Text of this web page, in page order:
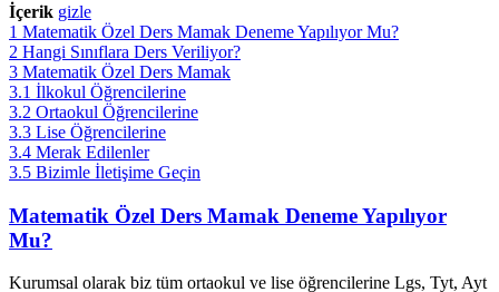
İçerik gizle
1 Matematik Özel Ders Mamak Deneme Yapılıyor Mu?
2 Hangi Sınıflara Ders Veriliyor?
3 Matematik Özel Ders Mamak
3.1 İlkokul Öğrencilerine
3.2 Ortaokul Öğrencilerine
3.3 Lise Öğrencilerine
3.4 Merak Edilenler
3.5 Bizimle İletişime Geçin
Matematik Özel Ders Mamak Deneme Yapılıyor
Mu?
Kurumsal olarak biz tüm ortaokul ve lise öğrencilerine Lgs, Tyt, Ayt